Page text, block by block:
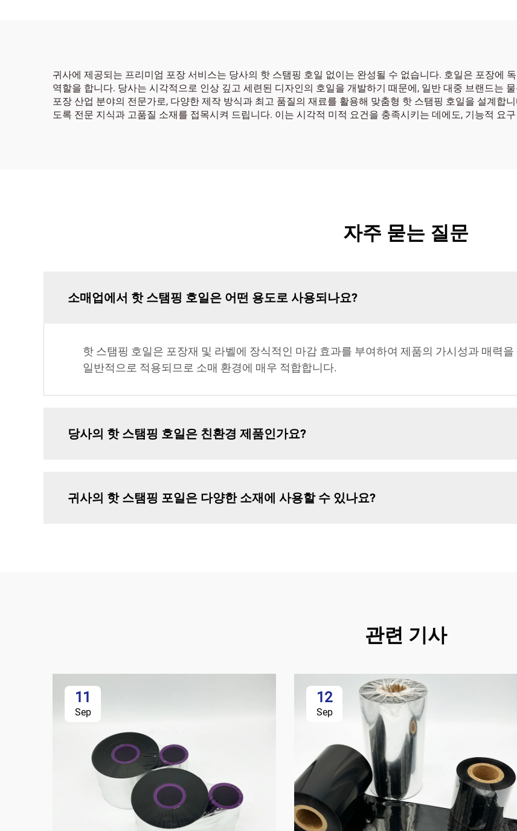
귀사에 제공되는 프리미엄 포장 서비스는 당사의 핫 스탬핑 호일 없이는 완성될 수 없습니다. 호일은 포장에
역할을 합니다. 당사는 시각적으로 인상 깊고 세련된 디자인의 호일을 개발하기 때문에, 일반 대중 브랜드는
포장 산업 분야의 전문가로, 다양한 제작 방식과 최고 품질의 재료를 활용해 맞춤형 핫 스탬핑 호일을 설계합
도록 전문 지식과 고품질 소재를 접목시켜 드립니다. 이는 시각적 미적 요건을 충족시키는 데에도, 기능적 요
자주 묻는 질문
소매업에서 핫 스탬핑 호일은 어떤 용도로 사용되나요?
핫 스탬핑 호일은 포장재 및 라벨에 장식적인 마감 효과를 부여하여 제품의 가시성과 매력
일반적으로 적용되므로 소매 환경에 매우 적합합니다.
당사의 핫 스탬핑 호일은 친환경 제품인가요?
귀사의 핫 스탬핑 포일은 다양한 소재에 사용할 수 있나요?
관련 기사
11
Sep
12
Sep